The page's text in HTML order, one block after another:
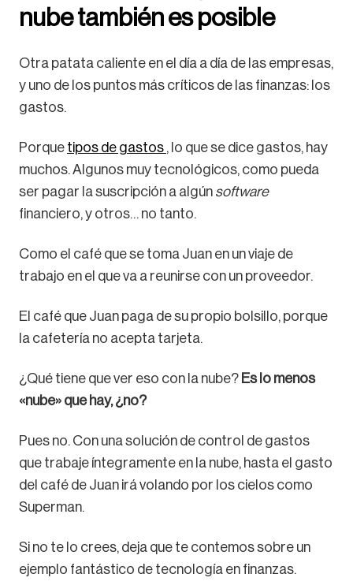
nube también es posible
Otra patata caliente en el día a día de las empresas,
y uno de los puntos más críticos de las finanzas: los
gastos.
Porque tipos de gastos , lo que se dice gastos, hay
muchos. Algunos muy tecnológicos, como pueda
ser pagar la suscripción a algún software
financiero, y otros… no tanto.
Como el café que se toma Juan en un viaje de
trabajo en el que va a reunirse con un proveedor.
El café que Juan paga de su propio bolsillo, porque
la cafetería no acepta tarjeta.
¿Qué tiene que ver eso con la nube? Es lo menos
«nube» que hay, ¿no?
Pues no. Con una solución de control de gastos
que trabaje íntegramente en la nube, hasta el gasto
del café de Juan irá volando por los cielos como
Superman.
Si no te lo crees, deja que te contemos sobre un
ejemplo fantástico de tecnología en finanzas.